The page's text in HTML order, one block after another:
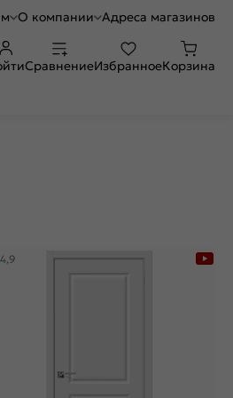
О компании Адреса магазинов
СравнениеИзбранноеКорзина
4,9